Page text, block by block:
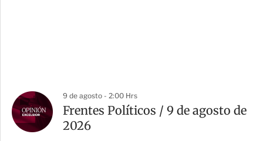
9 de agosto - 2:00 Hrs
Frentes Políticos / 9 de agosto de
2026